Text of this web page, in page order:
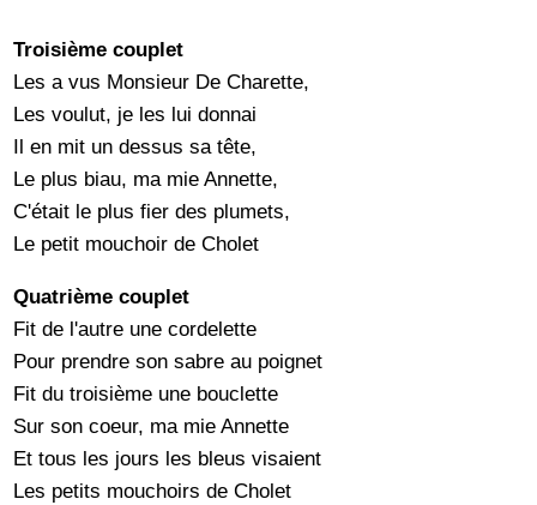
Troisième couplet
Les a vus Monsieur De Charette,
Les voulut, je les lui donnai
Il en mit un dessus sa tête,
Le plus biau, ma mie Annette,
C'était le plus fier des plumets,
Le petit mouchoir de Cholet
Quatrième couplet
Fit de l'autre une cordelette
Pour prendre son sabre au poignet
Fit du troisième une bouclette
Sur son coeur, ma mie Annette
Et tous les jours les bleus visaient
Les petits mouchoirs de Cholet